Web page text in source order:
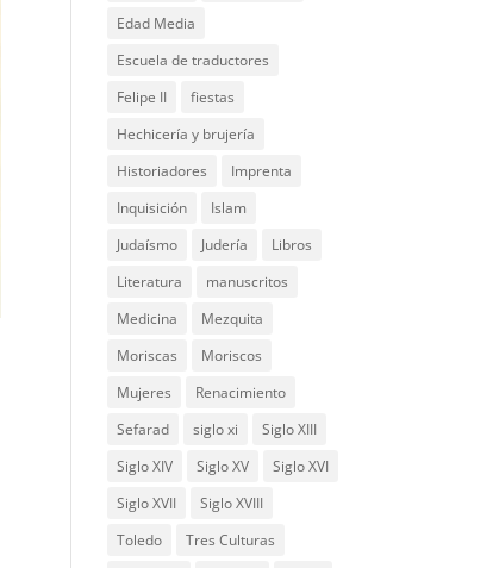
Edad Media
Escuela de traductores
Felipe II
fiestas
Hechicería y brujería
Historiadores
Imprenta
Inquisición
Islam
Judaísmo
Judería
Libros
Literatura
manuscritos
Medicina
Mezquita
Moriscas
Moriscos
Mujeres
Renacimiento
Sefarad
siglo xi
Siglo XIII
Siglo XIV
Siglo XV
Siglo XVI
Siglo XVII
Siglo XVIII
Toledo
Tres Culturas